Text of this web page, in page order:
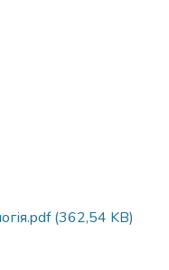
(362,54 KB)